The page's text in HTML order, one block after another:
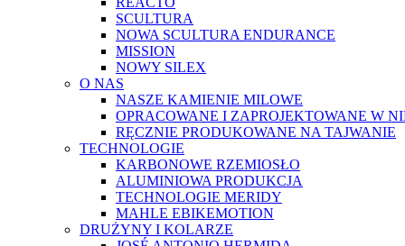
SCULTURA
NOWA SCULTURA ENDURANCE
MISSION
NOWY SILEX
O NAS
NASZE KAMIENIE MILOWE
OPRACOWANE I ZAPROJEKTOWANE W
RĘCZNIE PRODUKOWANE NA TAJWANIE
TECHNOLOGIE
KARBONOWE RZEMIOSŁO
ALUMINIOWA PRODUKCJA
TECHNOLOGIE MERIDY
MAHLE EBIKEMOTION
DRUŻYNY I KOLARZE